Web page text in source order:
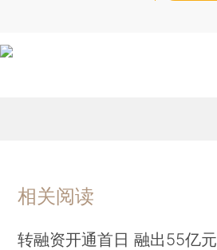
相关阅读
转融资开通首日 融出55亿元